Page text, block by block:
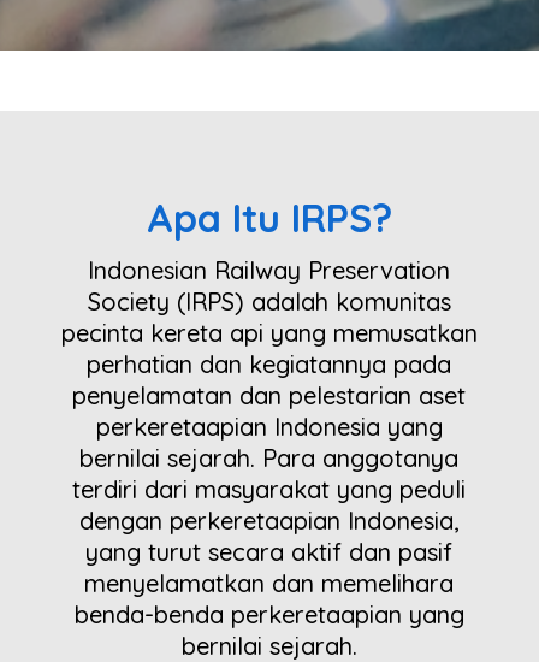
Apa Itu IRPS?
Indonesian Railway Preservation
Society (IRPS) adalah komunitas
pecinta kereta api yang memusatkan
perhatian dan kegiatannya pada
penyelamatan dan pelestarian aset
perkeretaapian Indonesia yang
bernilai sejarah. Para anggotanya
terdiri dari masyarakat yang peduli
dengan perkeretaapian Indonesia,
yang turut secara aktif dan pasif
menyelamatkan dan memelihara
benda-benda perkeretaapian yang
bernilai sejarah.